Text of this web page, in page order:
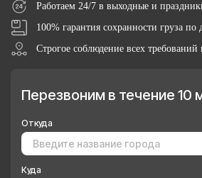
Работаем 24/7 в выходные и
100% гарантия сохранности груза по
Строгое соблюдение всех
Перезвоним в течение 10
Откуда
Куда